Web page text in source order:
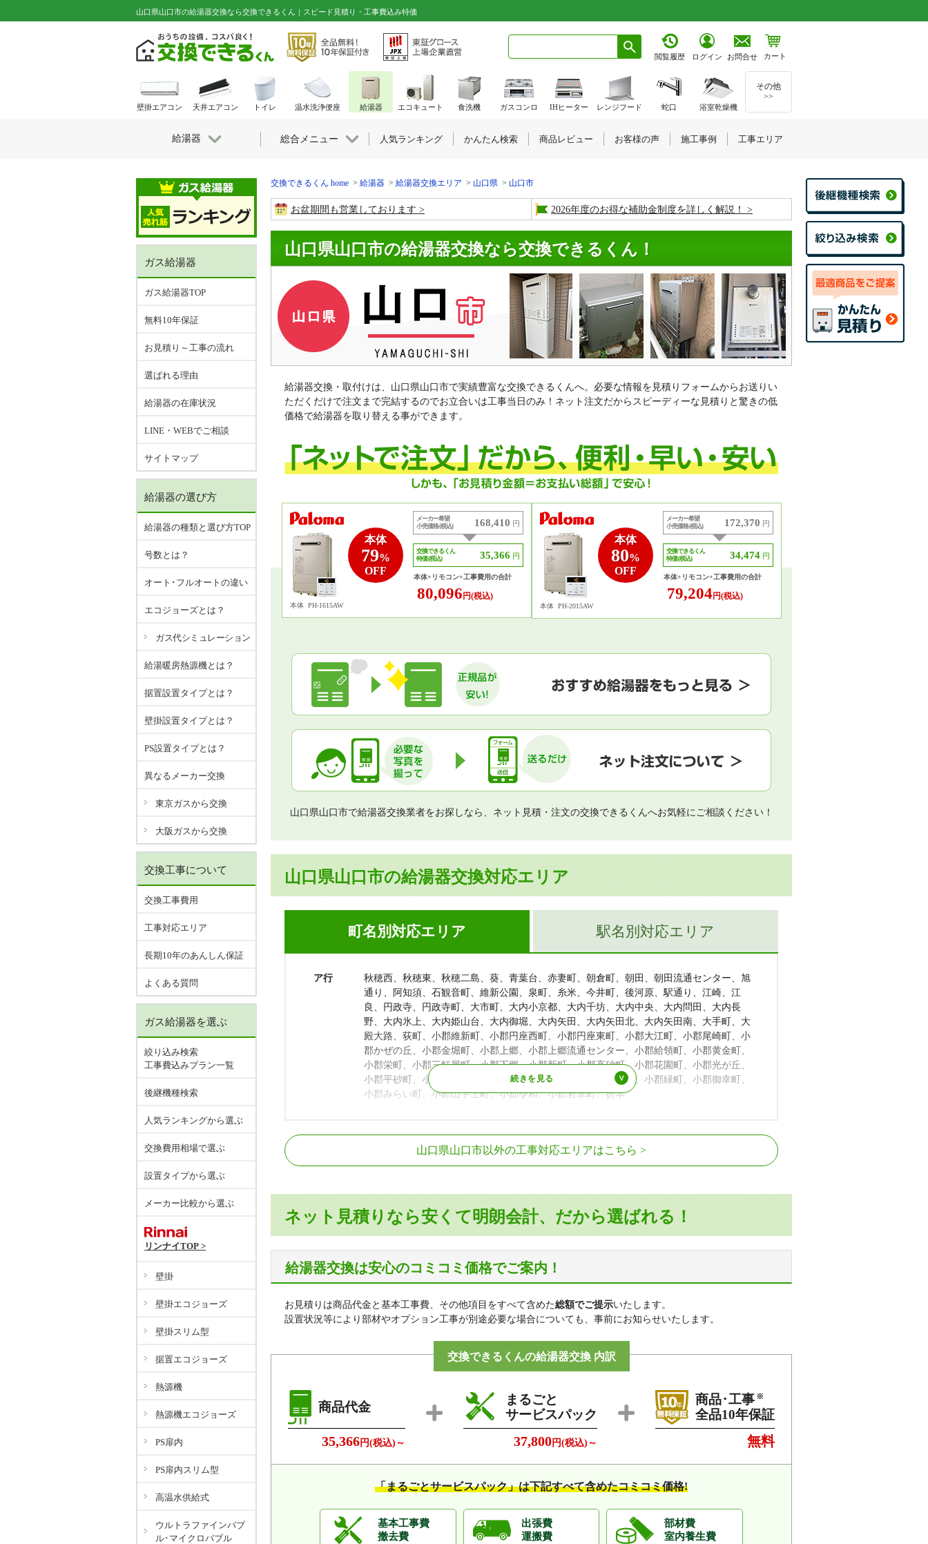
山口県山口市の給湯器交換なら交換できるくん｜スピード見積り・工事費込み特価
閲覧履歴 ログイン お問合せ カート
交換できるくん home 給湯器 給湯器交換エリア 山口県 山口市
お盆期間も営業しております 2026年度のお得な補助金制度を詳しく解説！
山口県山口市の給湯器交換なら交換できるくん！
給湯器交換・取付けは、山口県山口市で実績豊富な交換できるくんへ。必要な情報を見積りフォームからお送りい
ただくだけで注文まで完結するのでお立合いは工事当日のみ！ネット注文だからスピーディーな見積りと驚きの低
価格で給湯器を取り替える事ができます。
本体
79%
OFF
本体 PH-1615AW
メーカー希望
小売価格 (税込)
168,410 円
交換できるくん
特価 (税込)
35,366 円
本体+リモコン+工事費用の合計
80,096 円(税込)
本体
80%
OFF
本体 PH-2015AW
メーカー希望
小売価格 (税込)
172,370 円
交換できるくん
特価 (税込)
34,474 円
本体+リモコン+工事費用の合計
79,204 円(税込)
山口県山口市で給湯器交換業者をお探しなら、ネット見積・注文の交換できるくんへお気軽にご相談ください！
山口県山口市の給湯器交換対応エリア
町名別対応エリア
ア行
秋穂西、秋穂東、秋穂二島、葵、青葉台、赤妻町、朝倉町、朝田、朝田流通センター、旭
通り、阿知須、石観音町、維新公園、泉町、糸米、今井町、後河原、駅通り、江崎、江
良、円政寺、円政寺町、大市町、大内小京都、大内千坊、大内中央、大内問田、大内長
野、大内氷上、大内姫山台、大内御堀、大内矢田、大内矢田北、大内矢田南、大手町、大
殿大路、荻町、小郡維新町、小郡円座西町、小郡円座東町、小郡大江町、小郡尾崎町、小
郡かぜの丘、小郡金堀町、小郡上郷、小郡上郷流通センター、小郡給領町、小郡黄金町、
小郡栄町、小郡三軒屋町、小郡下郷、小郡新町、小郡高砂町、小郡花園町、小郡光が丘、
小郡平砂町、小郡船倉町、小郡平成町、小郡前田町、小郡真名、小郡緑町、小郡御幸町、
小郡みらい町、小郡山手上町、小郡令和、小郡若草町、折本
幸町、桜畠、佐山、三の宮、三和町、芝崎町、下市町、下小鯖、下竪小路、諸願小路、白
石、新馬場、陶、鋳銭司、周布町、銭湯小路、泉都町、惣太夫町
ナ行
中市町、中尾、中河原、中河原町、中園町、名田島、七尾台、錦町、仁保上郷、仁保下
郷、仁保中郷、野田
マ行 前町、松美町、水の上町、緑ヶ丘、緑町、宮島町、宮野上、宮野下、元町
吉敷佐畑、吉敷下東、吉敷中東、吉田
ワ行 若宮町、鰐石町
駅名別対応エリア
新山口駅、周防下郷駅、上郷駅、仁保津駅、大歳駅、
矢原駅、湯田温泉駅、山口駅、上山口駅、宮野駅、仁
地福駅、鍋倉駅、徳佐駅、船平山駅
JR宇部線
新山口駅、上嘉川駅、深溝駅、周防佐山駅、岩倉駅、
山口県山口市以外の工事対応エリアはこちら
ネット見積りなら安くて明朗会計、だから選ばれる！
給湯器交換は安心のコミコミ価格でご案内！
お見積りは商品代金と基本工事費、その他項目をすべて含めた総額でご提示いたします。
設置状況等により部材やオプション工事が別途必要な場合についても、事前にお知らせいたします。
交換できるくんの給湯器交換 内訳
商品代金
35,366 円(税込)～
まるごと
サービスパック
37,800円(税込)～
商品･工事 ※
全品10年保証
無料
「まるごとサービスパック」は下記すべて含めたコミコミ価格!
基本工事費
撤去費
出張費
運搬費
部材費
室内養生費
ガス給湯器
ガス給湯器TOP
無料10年保証
お見積り～工事の流れ
選ばれる理由
給湯器の在庫状況
LINE・WEBでご相談
サイトマップ
給湯器の選び方
給湯器の種類と選び方TOP
号数とは？
オート･フルオートの違い
エコジョーズとは？
ガス代シミュレーション
給湯暖房熱源機とは？
据置設置タイプとは？
壁掛設置タイプとは？
PS設置タイプとは？
異なるメーカー交換
東京ガスから交換
大阪ガスから交換
交換工事について
交換工事費用
工事対応エリア
長期10年のあんしん保証
よくある質問
ガス給湯器を選ぶ
絞り込み検索
工事費込みプラン一覧
後継機種検索
人気ランキングから選ぶ
交換費用相場で選ぶ
設置タイプから選ぶ
メーカー比較から選ぶ
リンナイTOP >
壁掛
壁掛エコジョーズ
壁掛スリム型
据置エコジョーズ
熱源機
熱源機エコジョーズ
PS扉内
PS扉内スリム型
高温水供給式
ウルトラファインバブ
ル･マイクロバブル
壁掛エアコン 天井エアコン トイレ 温水洗浄便座 給湯器 エコキュート 食洗機 ガスコンロ IHヒーター レンジフード 蛇口 浴室乾燥機
その他
>>
給湯器 総合メニュー 人気ランキング かんたん検索 商品レビュー お客様の声 施工事例 工事エリア